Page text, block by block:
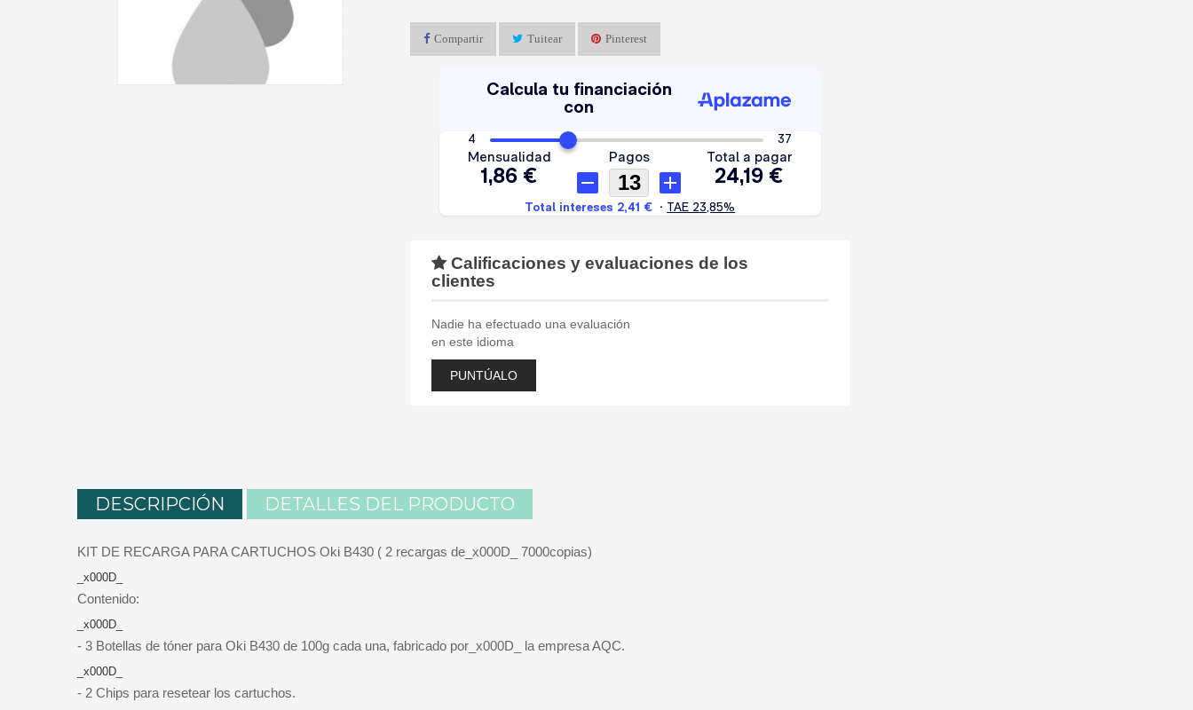
Compartir Tuitear Pinterest
Calificaciones y evaluaciones de los
clientes
Nadie ha efectuado una evaluación
en este idioma
PUNTÚALO
DESCRIPCIÓN DETALLES DEL PRODUCTO
KIT DE RECARGA PARA CARTUCHOS Oki B430 ( 2 recargas de_x000D_ 7000copias)
_x000D_
Contenido:
_x000D_
- 3 Botellas de tóner para Oki B430 de 100g cada una, fabricado por_x000D_ la empresa AQC.
_x000D_
- 2 Chips para resetear los cartuchos.